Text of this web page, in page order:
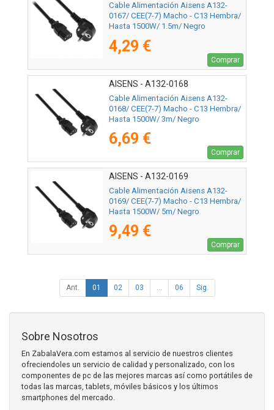
Cable Alimentación Aisens A132-
0167/ CEE(7-7) Macho - C13 Hembra/
Hasta 1500W/ 1.5m/ Negro
4,29 €
Comprar
AISENS - A132-0168
Cable Alimentación Aisens A132-
0168/ CEE(7-7) Macho - C13 Hembra/
Hasta 1500W/ 3m/ Negro
6,69 €
Comprar
AISENS - A132-0169
Cable Alimentación Aisens A132-
0169/ CEE(7-7) Macho - C13 Hembra/
Hasta 1500W/ 5m/ Negro
9,49 €
Comprar
Ant. 01 02 03 ... 06 Sig.
Sobre Nosotros
En ZabalaVera.com estamos al servicio de nuestros clientes
ofreciendoles un servicio de calidad y personalizado, con los
componentes de pc de las mejores marcas así como portátiles de
todas las marcas, tablets, móviles básicos y los últimos
smartphones del mercado.